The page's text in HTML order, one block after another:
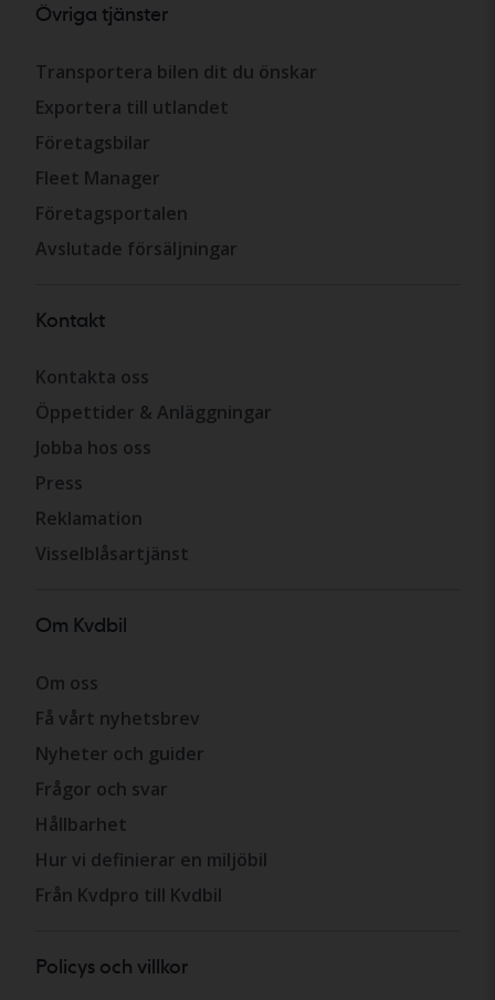
Övriga tjänster
Transportera bilen dit du önskar
Exportera till utlandet
Företagsbilar
Fleet Manager
Företagsportalen
Avslutade försäljningar
Kontakt
Kontakta oss
Öppettider & Anläggningar
Jobba hos oss
Press
Reklamation
Visselblåsartjänst
Om Kvdbil
Om oss
Få vårt nyhetsbrev
Nyheter och guider
Frågor och svar
Hållbarhet
Hur vi definierar en miljöbil
Från Kvdpro till Kvdbil
Policys och villkor